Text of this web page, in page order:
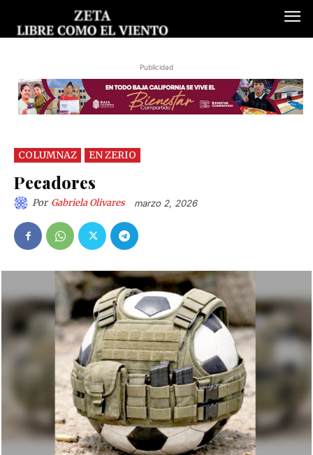
Publicidad
COLUMNAZ EN ZERIO
Pecadores
Por Gabriela Olivares marzo 2, 2026